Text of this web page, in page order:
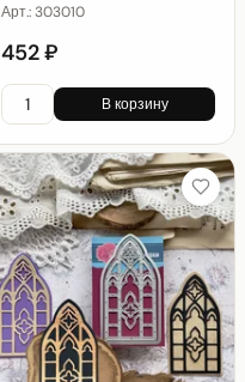
Арт.:303010
452 ₽
В корзину